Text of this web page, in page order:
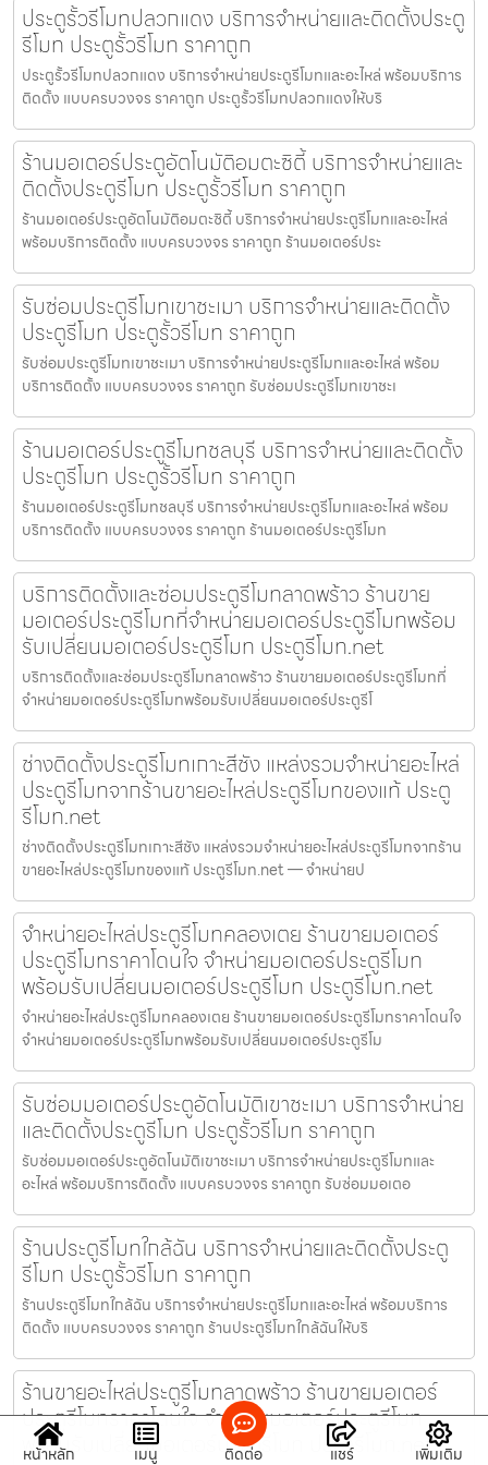
ประตูรั้วรีโมทปลวกแดง บริการจำหน่ายและติดตั้งประตู
รีโมท ประตูรั้วรีโมท ราคาถูก
ประตูรั้วรีโมทปลวกแดง บริการจำหน่ายประตูรีโมทและอะไหล่ พร้อมบริการ
ติดตั้ง แบบครบวงจร ราคาถูก ประตูรั้วรีโมทปลวกแดงให้บริ
ร้านมอเตอร์ประตูอัตโนมัติอมตะซิตี้ บริการจำหน่ายและ
ติดตั้งประตูรีโมท ประตูรั้วรีโมท ราคาถูก
ร้านมอเตอร์ประตูอัตโนมัติอมตะซิตี้ บริการจำหน่ายประตูรีโมทและอะไหล่
พร้อมบริการติดตั้ง แบบครบวงจร ราคาถูก ร้านมอเตอร์ประ
รับซ่อมประตูรีโมทเขาชะเมา บริการจำหน่ายและติดตั้ง
ประตูรีโมท ประตูรั้วรีโมท ราคาถูก
รับซ่อมประตูรีโมทเขาชะเมา บริการจำหน่ายประตูรีโมทและอะไหล่ พร้อม
บริการติดตั้ง แบบครบวงจร ราคาถูก รับซ่อมประตูรีโมทเขาชะเ
ร้านมอเตอร์ประตูรีโมทชลบุรี บริการจำหน่ายและติดตั้ง
ประตูรีโมท ประตูรั้วรีโมท ราคาถูก
ร้านมอเตอร์ประตูรีโมทชลบุรี บริการจำหน่ายประตูรีโมทและอะไหล่ พร้อม
บริการติดตั้ง แบบครบวงจร ราคาถูก ร้านมอเตอร์ประตูรีโมท
บริการติดตั้งและซ่อมประตูรีโมทลาดพร้าว ร้านขาย
มอเตอร์ประตูรีโมทที่จำหน่ายมอเตอร์ประตูรีโมทพร้อม
รับเปลี่ยนมอเตอร์ประตูรีโมท ประตูรีโมท.net
บริการติดตั้งและซ่อมประตูรีโมทลาดพร้าว ร้านขายมอเตอร์ประตูรีโมทที่
จำหน่ายมอเตอร์ประตูรีโมทพร้อมรับเปลี่ยนมอเตอร์ประตูรีโ
ช่างติดตั้งประตูรีโมทเกาะสีชัง แหล่งรวมจำหน่ายอะไหล่
ประตูรีโมทจากร้านขายอะไหล่ประตูรีโมทของแท้ ประตู
รีโมท.net
ช่างติดตั้งประตูรีโมทเกาะสีชัง แหล่งรวมจำหน่ายอะไหล่ประตูรีโมทจากร้าน
ขายอะไหล่ประตูรีโมทของแท้ ประตูรีโมท.net — จำหน่ายป
จำหน่ายอะไหล่ประตูรีโมทคลองเตย ร้านขายมอเตอร์
ประตูรีโมทราคาโดนใจ จำหน่ายมอเตอร์ประตูรีโมท
พร้อมรับเปลี่ยนมอเตอร์ประตูรีโมท ประตูรีโมท.net
จำหน่ายอะไหล่ประตูรีโมทคลองเตย ร้านขายมอเตอร์ประตูรีโมทราคาโดนใจ
จำหน่ายมอเตอร์ประตูรีโมทพร้อมรับเปลี่ยนมอเตอร์ประตูรีโม
รับซ่อมมอเตอร์ประตูอัตโนมัติเขาชะเมา บริการจำหน่าย
และติดตั้งประตูรีโมท ประตูรั้วรีโมท ราคาถูก
รับซ่อมมอเตอร์ประตูอัตโนมัติเขาชะเมา บริการจำหน่ายประตูรีโมทและ
อะไหล่ พร้อมบริการติดตั้ง แบบครบวงจร ราคาถูก รับซ่อมมอเตอ
ร้านประตูรีโมทใกล้ฉัน บริการจำหน่ายและติดตั้งประตู
รีโมท ประตูรั้วรีโมท ราคาถูก
ร้านประตูรีโมทใกล้ฉัน บริการจำหน่ายประตูรีโมทและอะไหล่ พร้อมบริการ
ติดตั้ง แบบครบวงจร ราคาถูก ร้านประตูรีโมทใกล้ฉันให้บริ
ร้านขายอะไหล่ประตูรีโมทลาดพร้าว ร้านขายมอเตอร์
ประตูรีโมทราคาโดนใจ จำหน่ายมอเตอร์ประตูรีโมท
พร้อมรับเปลี่ยนมอเตอร์ประตูรีโมท ประตูรีโมท.net
หน้าหลัก เมนู ติดต่อ แชร์ เพิ่มเติม